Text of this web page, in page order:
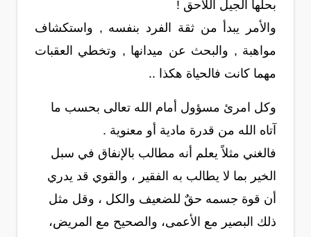
بحلها الجيل اللاحق !
والأمر يبدأ من ثقة الفرد بنفسه , واستكشاف
مواهبة , والبحث عن ميدانها , وتخطي العقبات
مهما كانت فالحياة هكذا ..
وكل امرئ مسؤول أمام الله تعالى بحسب ما
آتاه الله من قدرة مادية أو معنوية .
فالغني مثلاً يعلم أنه مطالب بالإنفاق في سبل
الخير بما لا يطالب به الفقير ، والقوي قد يدري
أن قوة جسمه حقٌ للضعيف والكل ، وقل مثل
ذلك البصير مع الأعمى، والصحيح مع المريض،